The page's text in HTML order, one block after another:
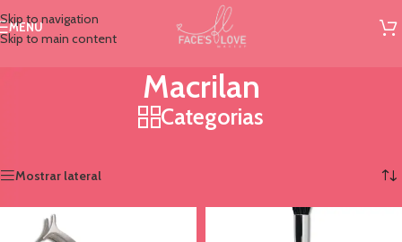
Skip to navigation
Skip to main content
MENU
Macrilan
Categorias
Mostrar lateral